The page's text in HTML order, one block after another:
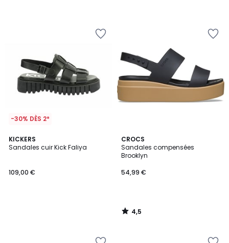
-30% DÈS 2*
KICKERS
Sandales cuir Kick Faliya
109,00 €
CROCS
Sandales compensées
Brooklyn
54,99 €
4,5
/ 5
4,5
/